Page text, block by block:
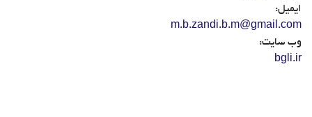
ایمیل:
m.b.zandi.b.m@gmail.com
وب سایت:
bgli.ir